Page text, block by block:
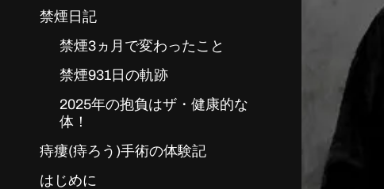
禁煙日記
禁煙3ヵ月で変わったこと
禁煙931日の軌跡
2025年の抱負はザ・健康的な
体！
痔瘻(痔ろう)手術の体験記
はじめに